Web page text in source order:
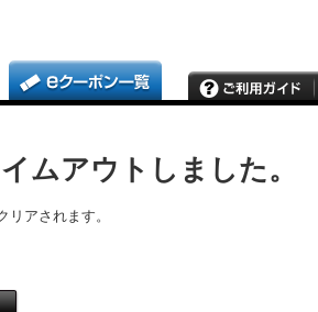
ムアウトしました。
アされます。